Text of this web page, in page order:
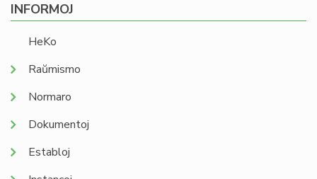
INFORMOJ
HeKo
Raŭmismo
Normaro
Dokumentoj
Establoj